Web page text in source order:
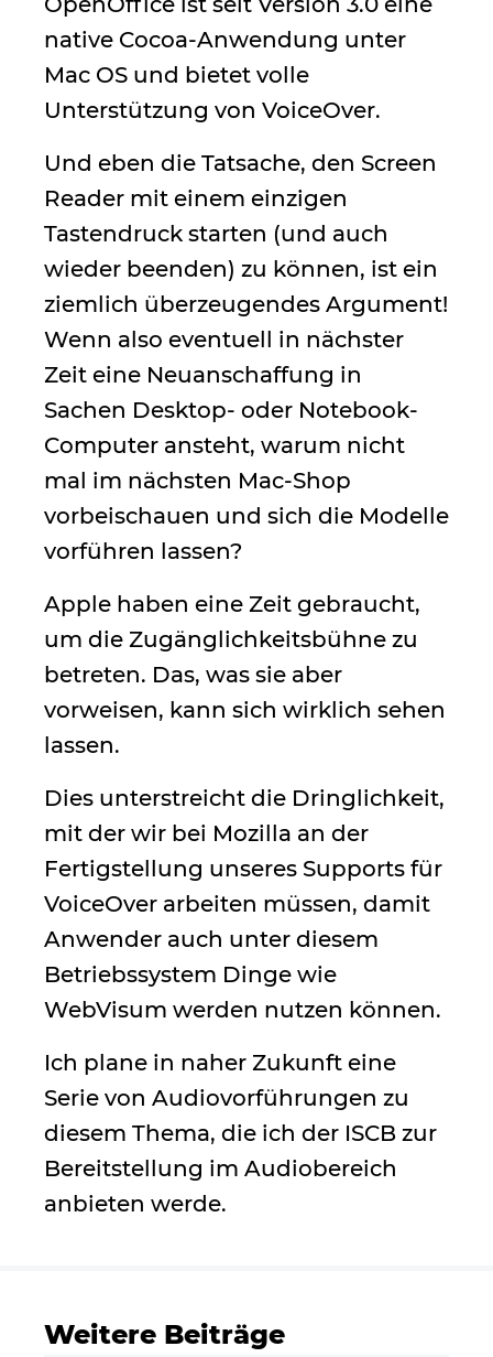
native Cocoa-Anwendung unter
Mac OS und bietet volle
Unterstützung von VoiceOver.
Und eben die Tatsache, den Screen
Reader mit einem einzigen
Tastendruck starten (und auch
wieder beenden) zu können, ist ein
ziemlich überzeugendes Argument!
Wenn also eventuell in nächster
Zeit eine Neuanschaffung in
Sachen Desktop- oder Notebook-
Computer ansteht, warum nicht
mal im nächsten Mac-Shop
vorbeischauen und sich die Modelle
vorführen lassen?
Apple haben eine Zeit gebraucht,
um die Zugänglichkeitsbühne zu
betreten. Das, was sie aber
vorweisen, kann sich wirklich sehen
lassen.
Dies unterstreicht die Dringlichkeit,
mit der wir bei Mozilla an der
Fertigstellung unseres Supports für
VoiceOver arbeiten müssen, damit
Anwender auch unter diesem
Betriebssystem Dinge wie
WebVisum werden nutzen können.
Ich plane in naher Zukunft eine
Serie von Audiovorführungen zu
diesem Thema, die ich der ISCB zur
Bereitstellung im Audiobereich
anbieten werde.
Weitere Beiträge